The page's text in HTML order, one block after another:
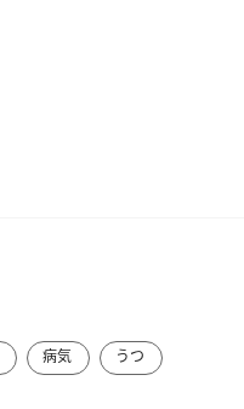
病気
うつ